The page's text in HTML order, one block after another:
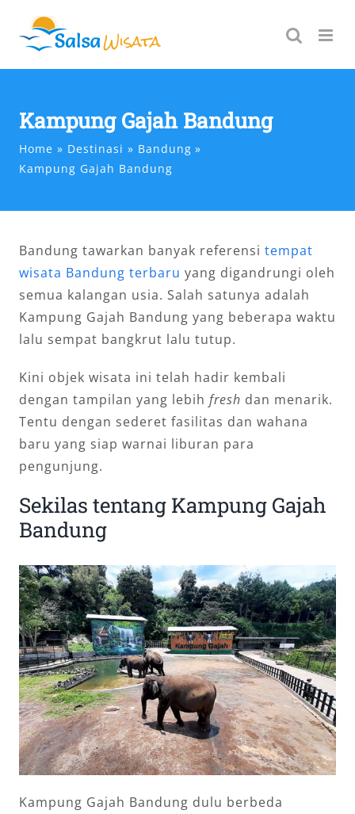
content
Kampung Gajah Bandung
Home Destinasi
Bandung
Kampung Gajah Bandung
Bandung tawarkan banyak referensi tempat
wisata Bandung terbaru yang digandrungi oleh
semua kalangan usia. Salah satunya adalah
Kampung Gajah Bandung yang beberapa waktu
lalu sempat bangkrut lalu tutup.
Kini objek wisata ini telah hadir kembali
dengan tampilan yang lebih fresh dan menarik.
Tentu dengan sederet fasilitas dan wahana
baru yang siap warnai liburan para
pengunjung.
Sekilas tentang Kampung Gajah
Bandung
Kampung Gajah Bandung dulu berbeda